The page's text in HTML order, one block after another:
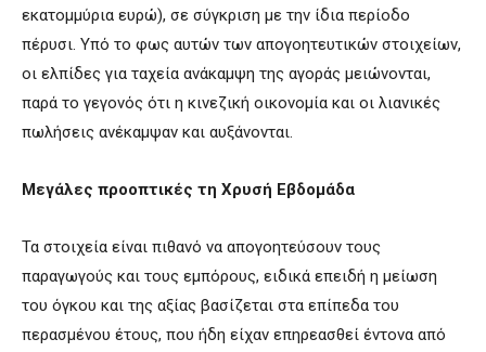
εκατομμύρια ευρώ), σε σύγκριση με την ίδια περίοδο
πέρυσι. Υπό το φως αυτών των απογοητευτικών στοιχείων,
οι ελπίδες για ταχεία ανάκαμψη της αγοράς μειώνονται,
παρά το γεγονός ότι η κινεζική οικονομία και οι λιανικές
πωλήσεις ανέκαμψαν και αυξάνονται.
Μεγάλες προοπτικές τη Χρυσή Εβδομάδα
Τα στοιχεία είναι πιθανό να απογοητεύσουν τους
παραγωγούς και τους εμπόρους, ειδικά επειδή η μείωση
του όγκου και της αξίας βασίζεται στα επίπεδα του
περασμένου έτους, που ήδη είχαν επηρεασθεί έντονα από